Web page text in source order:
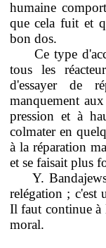
humaine
que cela fuit et
bon dos.
Ce type
tous les
d'essayer de
manquement
pression et à
colmater en
à la réparation
et se faisait plus
Y.
relégation ; c'est
Il faut continue à
moral.